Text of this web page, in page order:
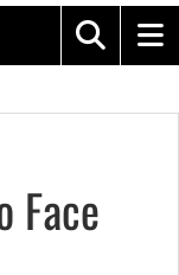
Face